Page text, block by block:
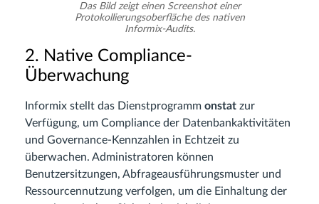
Das Bild zeigt einen Screenshot einer
Protokollierungsoberfläche des nativen
Informix-Audits.
2. Native Compliance-
Überwachung
Informix stellt das Dienstprogramm onstat zur
Verfügung, um Compliance der Datenbankaktivitäten
und Governance-Kennzahlen in Echtzeit zu
überwachen. Administratoren können
Benutzersitzungen, Abfrageausführungsmuster und
Ressourcennutzung verfolgen, um die Einhaltung der